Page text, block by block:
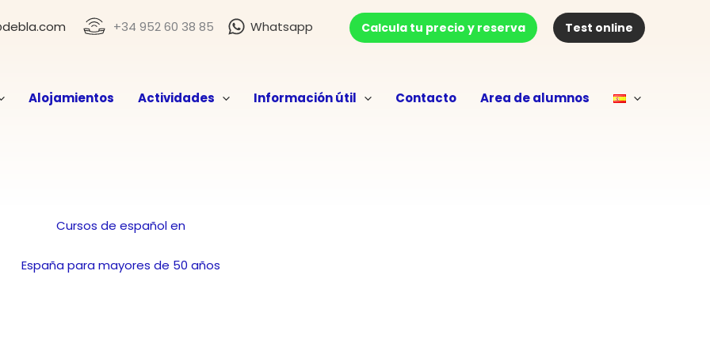
+34 952 60 38 85 Whatsapp Calcula tu precio y reserva Test online
Alojamientos Actividades Información útil Contacto Area de alumnos
Cursos de español en
España para mayores de 50 años